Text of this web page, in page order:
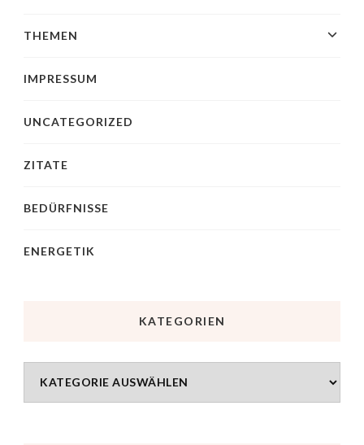
THEMEN
IMPRESSUM
UNCATEGORIZED
ZITATE
BEDÜRFNISSE
ENERGETIK
KATEGORIEN